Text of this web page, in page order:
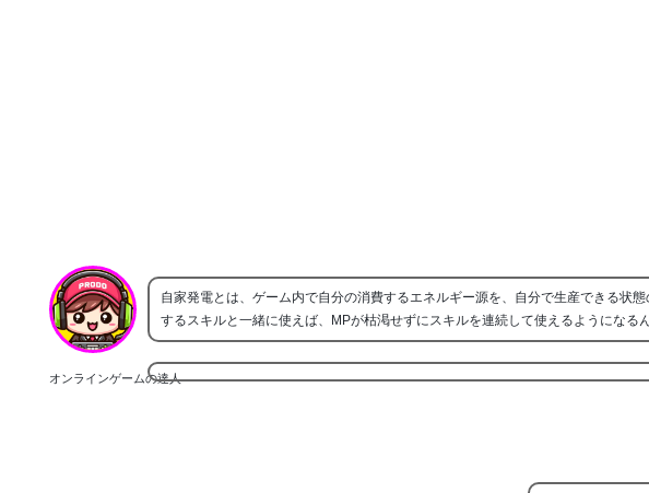
オンラインゲームの達人
自家発電とは、ゲーム内で自分の消費するエネルギー源を、自分で生産できる状
するスキルと一緒に使えば、MPが枯渇せずにスキルを連続して使えるようになるん